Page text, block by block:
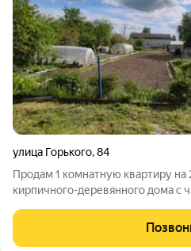
улица Горького,84
Продам 1 комнатную квартиру
кирпичного-деревянного дома с
тихом спальном районе, рядом
Один взрослый собственник,